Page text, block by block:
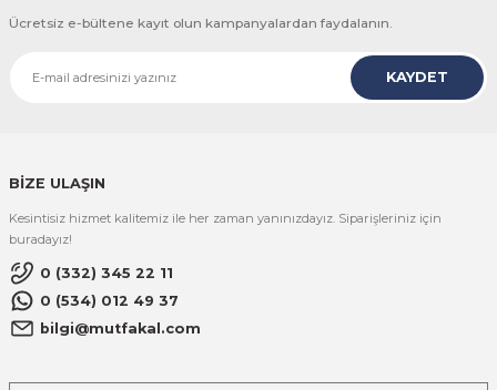
Ücretsiz e-bültene kayıt olun kampanyalardan faydalanın.
KAYDET
BİZE ULAŞIN
Kesintisiz hizmet kalitemiz ile her zaman yanınızdayız. Siparişleriniz için
buradayız!
0 (332) 345 22 11
0 (534) 012 49 37
bilgi@mutfakal.com